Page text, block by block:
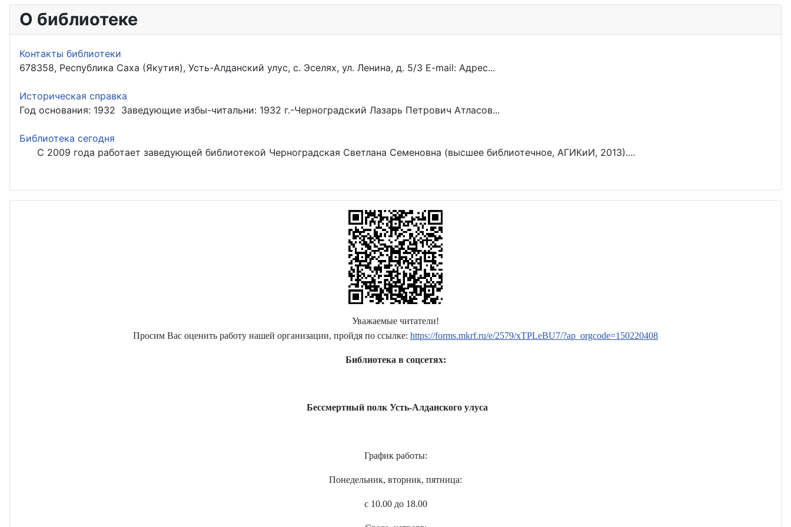
О библиотеке
Контакты библиотеки
678358, Республика Саха (Якутия), Усть-Алданский улус, с. Эселях, ул. Ленина, д. 5/3 E-mail: Адрес...
Историческая справка
Год основания: 1932 Заведующие избы-читальни: 1932 г.-Черноградский Лазарь Петрович Атласов...
Библиотека сегодня
С 2009 года работает заведующей библиотекой Черноградская Светлана Семеновна (высшее библиотечное, АГИКиИ, 2013)....
Уважаемые читатели!
Просим Вас оценить работу нашей организации, пройдя по ссылке: https://forms.mkrf.ru/e/2579/xTPLeBU7/?ap_orgcode=150220408
Библиотека в соцсетях:
Бессмертный полк Усть-Алданского улуса
График работы:
Понедельник, вторник, пятница:
с 10.00 до 18.00